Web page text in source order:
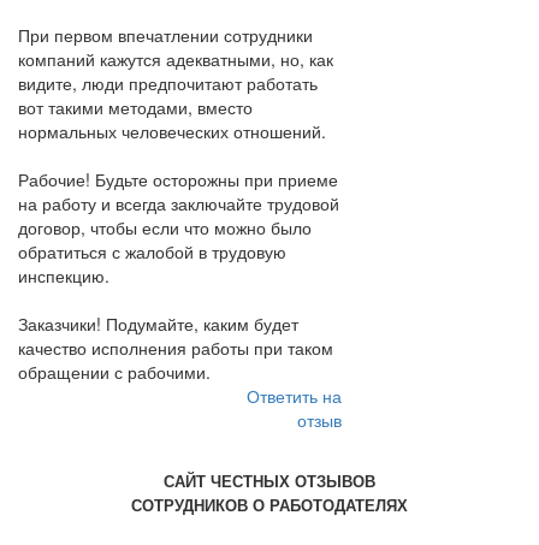
При первом впечатлении сотрудники
компаний кажутся адекватными, но, как
видите, люди предпочитают работать
вот такими методами, вместо
нормальных человеческих отношений.
Рабочие! Будьте осторожны при приеме
на работу и всегда заключайте трудовой
договор, чтобы если что можно было
обратиться с жалобой в трудовую
инспекцию.
Заказчики! Подумайте, каким будет
качество исполнения работы при таком
обращении с рабочими.
Ответить на
отзыв
САЙТ ЧЕСТНЫХ ОТЗЫВОВ
СОТРУДНИКОВ О РАБОТОДАТЕЛЯХ